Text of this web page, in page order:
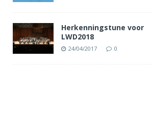
Herkenningstune voor
LWD2018
24/04/2017 0